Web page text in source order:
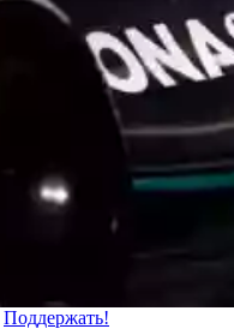
Поддержать!